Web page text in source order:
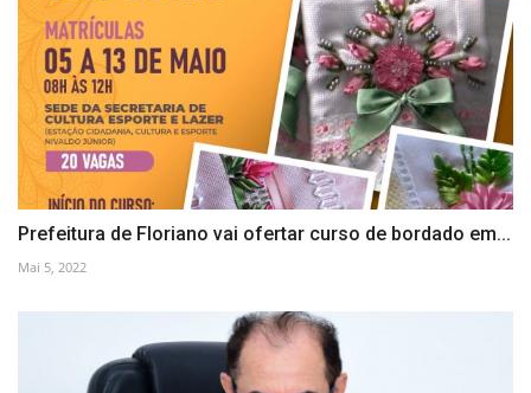
Prefeitura de Floriano vai ofertar curso de bordado em...
Mai 5, 2022